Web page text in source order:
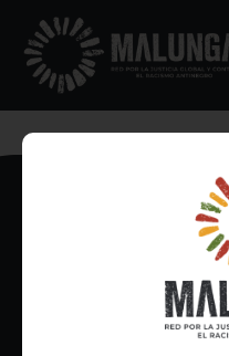
Inscríbete al boletín